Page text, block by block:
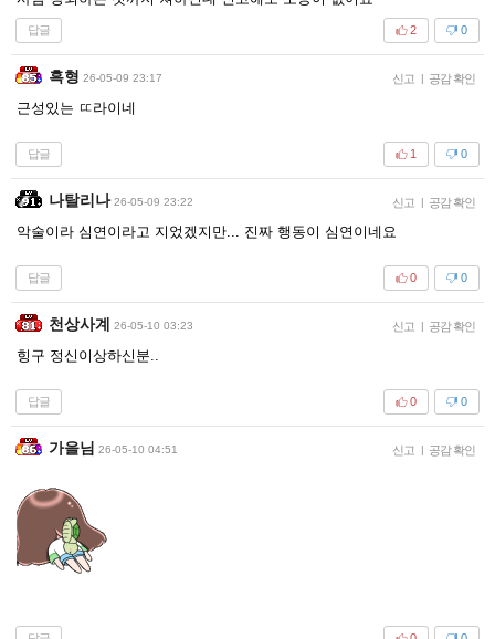
답글 0
2
흑형 26-05-09 23:17 신고 | 공감 확인
근성있는 ㄸ라이네
답글 0
1
나탈리나 26-05-09 23:22 신고 | 공감 확인
악술이라 심연이라고 지었겠지만... 진짜 행동이 심연이네요
답글 0
0
천상사계 26-05-10 03:23 신고 | 공감 확인
힝구 정신이상하신분..
답글 0
0
가을님 26-05-10 04:51 신고 | 공감 확인